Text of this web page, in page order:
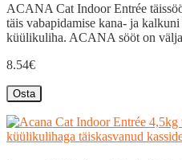
ACANA Cat Indoor Entrée
täis vabapidamise kana- ja
küülikuliha. ACANA sööt on välja
8.54€
Osta